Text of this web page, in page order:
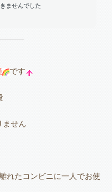
ませんでした
です
ません
れたコンビニに一人でお使